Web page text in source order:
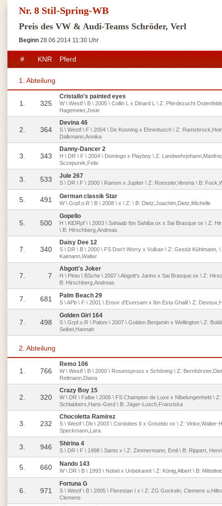
Nr. 8 Stil-Spring-WB
Preis des VW & Audi-Teams Schröder, Verl
Beginn 28.06.2014 11:30 Uhr
# KNR Pferd
1. Abteilung
1. 325
Cristallo's painted eyes
W \ Westf \ B \ 2005 \ Collin L x Dinard L \ Z: Pferdezucht
Hagemeier,Josie
2. 364
Devina 46
S \ Westf \ F \ 2004 \ De Kooning x Ehrentusch \ Z:
Dalkmann,Annika
3. 343
Danny-Dancer 2
H \ DR \ F \ 2004 \ Domingo x Playboy \ Z:
Sczepurek,Felix
3. 533 Jule 267
S \ DR \ F \ 2000 \ Ramon x Jupiter \ Z: Roessler,Verena \ B:
5. 491 German classik Star
W \ Grpf.o.R \ B \ 2008 \ x \ Z: \ B: Dietz,Joachim,Dietz,Michelle
5. 500
Gopello
H \ KlDRpf \ \ 2003 \ Sahaab Ibn Sahiba ox x Sai Brasque ox \ Z:
\ B: Hirschberg,Andreas
7. 340
Daisy Dee 12
S \ DR \ B \ 2000 \ FS Don't Worry x Vulkan \ Z: Gestüt Kühlmann, \
Kaimann,Walter
7. 7
Abgott's Joker
H \ Pinto \ BSche \ 2007 \ Abgott's Jarino x Sai Brasque ox \ Z:
B: Hirschberg,Andreas
7. 681 Palm Beach 29
S \ APb \ F \ 2001 \ Ensor d'Eversam x Ibn Esta Ghalil \ Z:
7. 498
Golden Girl 164
S \ Grpf.o.R \ Palom \ 2007 \ Golden Benjamin x Wellington \ Z:
Seibel,Hannah
2. Abteilung
1. 766
Remo 106
W \ Westf \ B \ 2000 \ Rosenspross x Schöning \ Z:
Reilmann,Diana
2. 320
Crazy Boy 15
W \ DR \ Falbe \ 2005 \ FS Champion de Luxe x Nibelungenheld \ Z:
Schlabbers,Hans-Gerd \ B: Jäger-Lusch,Franziska
3. 232
Chocoletta Ramirez
S \ Westf \ Db \ 2003 \ Cordobes II x Griseldo xx \ Z: Vinke,Walter-
Speckmann,Lara
3. 946 Shirina 4
S \ DR \ F \ 1998 \ Santo x \ Z: Zimmermann, Emil \ B: Rippert,
5. 660 Nando 143
W \ DR \ B \ 1993 \ Nobel x Unbekannt \ Z: König,Albert \ B:
6. 971
Fortuna G
S \ Westf \ B \ 2005 \ Florestan I x \ Z: ZG Gockeln, Clemens
Clemens